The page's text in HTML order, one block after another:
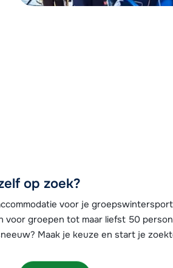
op zoek?
voor je
groepen tot maar liefst 50
Maak je keuze en start je